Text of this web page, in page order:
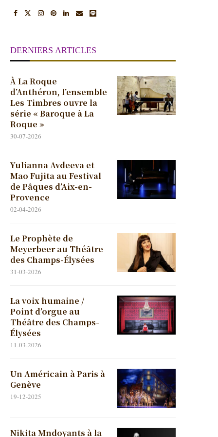
DERNIERS ARTICLES
À La Roque
d’Anthéron, l’ensemble
Les Timbres ouvre la
série « Baroque à La
Roque »
30-07-2026
Yulianna Avdeeva et
Mao Fujita au Festival
de Pâques d’Aix-en-
Provence
02-04-2026
Le Prophète de
Meyerbeer au Théâtre
des Champs-Élysées
31-03-2026
La voix humaine /
Point d’orgue au
Théâtre des Champs-
Élysées
11-03-2026
Un Américain à Paris à
Genève
19-12-2025
Nikita Mndoyants à la